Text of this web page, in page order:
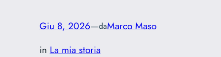
Giu 8, 2026—daMarco Maso
in La mia storia